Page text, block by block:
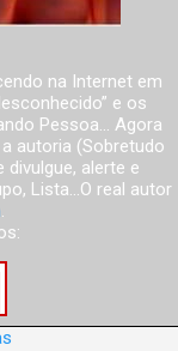
na Internet em
e os
Pessoa... Agora
autoria (Sobretudo
divulgue, alerte e
Lista...O real autor
.